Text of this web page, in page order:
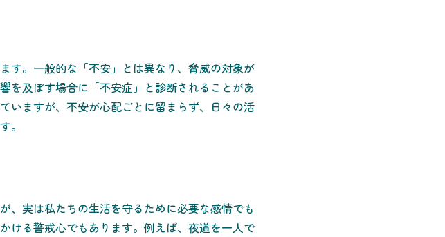
す。一般的な「不安」とは異なり、脅威の対象が
を及ぼす場合に「不安症」と診断されることがあ
いますが、不安が心配ごとに留まらず、日々の活
。
、実は私たちの生活を守るために必要な感情でも
ける警戒心でもあります。例えば、夜道を一人で